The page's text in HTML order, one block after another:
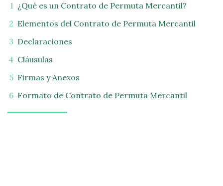
¿Qué es un Contrato de Permuta Mercantil?
Elementos del Contrato de Permuta Mercantil
Declaraciones
Cláusulas
Firmas y Anexos
Formato de Contrato de Permuta Mercantil